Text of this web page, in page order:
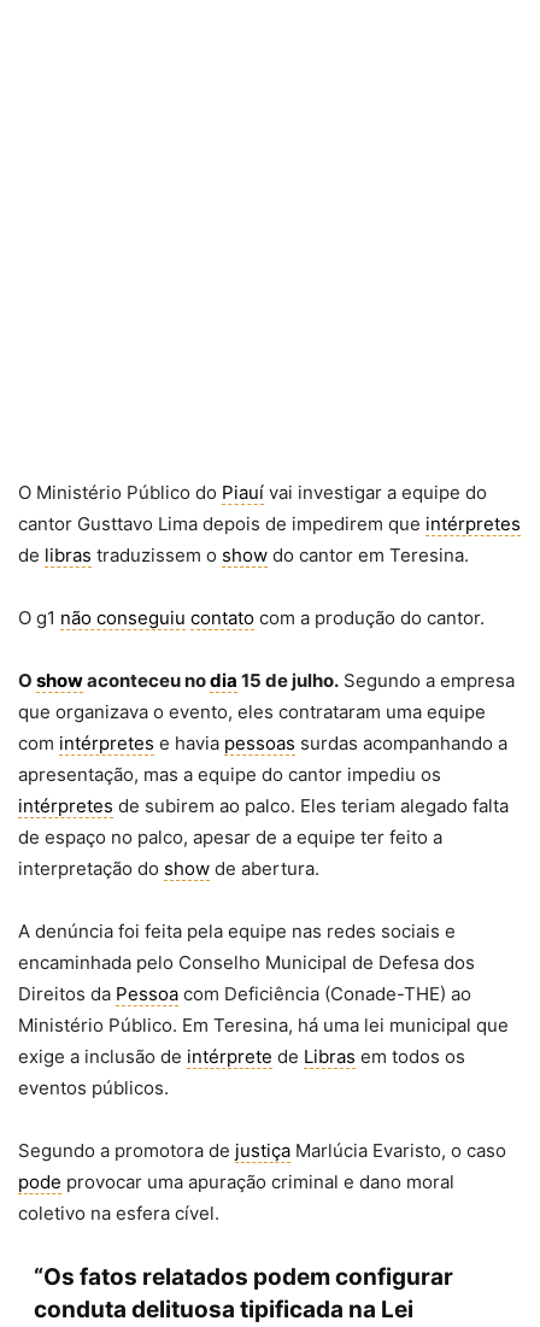
O Ministério Público do Piauí vai investigar a equipe do
cantor Gusttavo Lima depois de impedirem que intérpretes
de libras traduzissem o show do cantor em Teresina.
O g1 não conseguiu contato com a produção do cantor.
O showaconteceu nodia 15 de julho. Segundo a empresa
que organizava o evento, eles contrataram uma equipe
com intérpretes e havia pessoas surdas acompanhando a
apresentação, mas a equipe do cantor impediu os
intérpretes de subirem ao palco. Eles teriam alegado falta
de espaço no palco, apesar de a equipe ter feito a
interpretação do show de abertura.
A denúncia foi feita pela equipe nas redes sociais e
encaminhada pelo Conselho Municipal de Defesa dos
Direitos da Pessoa com Deficiência (Conade-THE) ao
Ministério Público. Em Teresina, há uma lei municipal que
exige a inclusão de intérprete de Libras em todos os
eventos públicos.
Segundo a promotora de justiça Marlúcia Evaristo, o caso
pode provocar uma apuração criminal e dano moral
coletivo na esfera cível.
“Os fatos relatados podem configurar
conduta delituosa tipificada na Lei